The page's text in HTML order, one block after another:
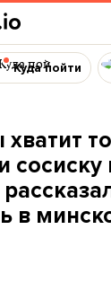
Куда пойти
сосиску
в